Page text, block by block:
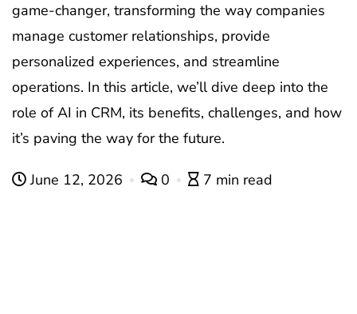
game-changer, transforming the way companies
manage customer relationships, provide
personalized experiences, and streamline
operations. In this article, we’ll dive deep into the
role of AI in CRM, its benefits, challenges, and how
it’s paving the way for the future.
June 12, 2026 0 7 min read